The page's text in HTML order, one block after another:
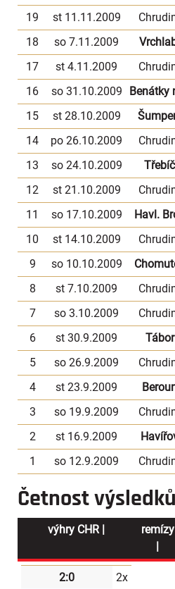
19
st 11.11.2009
18
so 7.11.2009
17
st 4.11.2009
16
so 31.10.2009 Benátky
15
st 28.10.2009
14
po 26.10.2009
13
so 24.10.2009 Třebíč
12
st 21.10.2009
11
so 17.10.2009 Havl.
10
st 14.10.2009
9
so 10.10.2009
8
st 7.10.2009
7
so 3.10.2009
6
st 30.9.2009 Tábor
5
so 26.9.2009
4
st 23.9.2009
3
so 19.9.2009
2
st 16.9.2009
1
so 12.9.2009
Četnost výsledků
výhry CHR |
remízy
|
2:0
2x